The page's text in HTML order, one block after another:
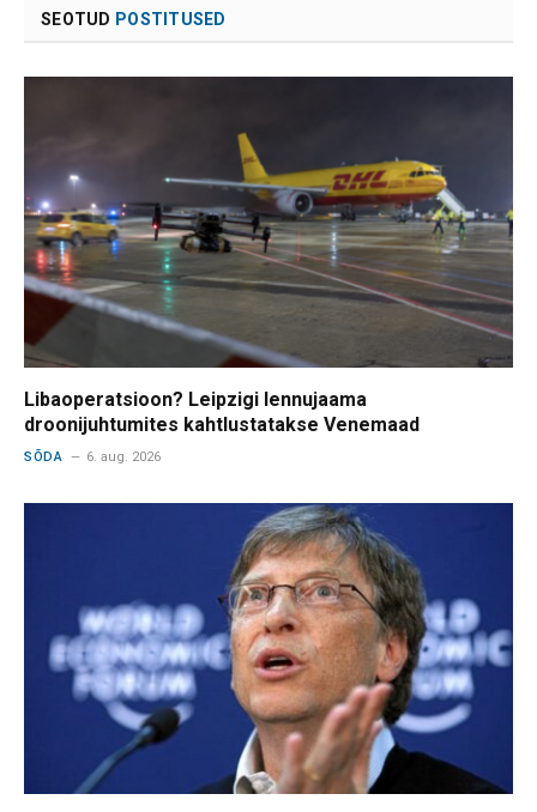
SEOTUD POSTITUSED
Libaoperatsioon? Leipzigi lennujaama
droonijuhtumites kahtlustatakse Venemaad
SÕDA 6. aug. 2026